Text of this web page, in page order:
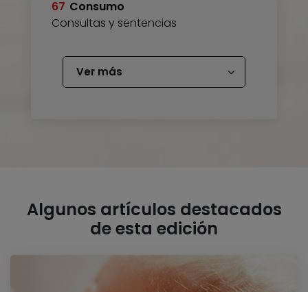
67 Consumo
Consultas y sentencias
Ver más
Algunos artículos destacados
de esta edición